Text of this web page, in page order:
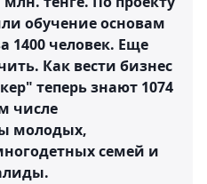
обучение основам
1400 человек. Еще
Как вести бизнес
теперь знают 1074
числе
молодых,
семей и